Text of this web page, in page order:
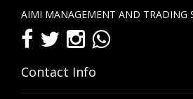
AIMI MANAGEMENT AND TRADING
Contact Info